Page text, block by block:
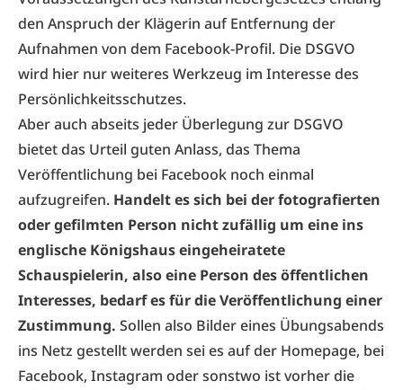
den Anspruch der Klägerin auf Entfernung der
Aufnahmen von dem Facebook-Profil. Die DSGVO
wird hier nur weiteres Werkzeug im Interesse des
Persönlichkeitsschutzes.
Aber auch abseits jeder Überlegung zur DSGVO
bietet das Urteil guten Anlass, das Thema
Veröffentlichung bei Facebook noch einmal
aufzugreifen. Handelt es sich bei der fotografierten
oder gefilmten Person nicht zufällig um eine ins
englische Königshaus eingeheiratete
Schauspielerin, also eine Person des öffentlichen
Interesses, bedarf es für die Veröffentlichung einer
Zustimmung. Sollen also Bilder eines Übungsabends
ins Netz gestellt werden sei es auf der Homepage, bei
Facebook, Instagram oder sonstwo ist vorher die